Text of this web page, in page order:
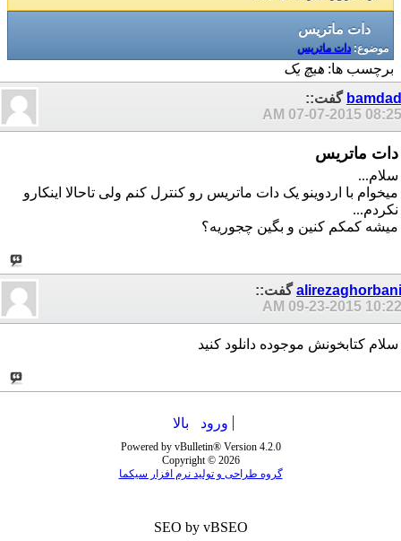
دات ماتریس
موضوع:دات ماتریس
برچسب ها: هیچ یک
bamdad گفت::
07-07-2015 08:25 AM
دات ماتریس
سلام...
میخوام با اردوینو یک دات ماتریس رو کنترل کنم ولی تاحالا اینکارو
نکردم...
میشه کمکم کنین و بگین چجوریه؟
alirezaghorbaniگفت::
09-23-2015 10:22 AM
سلام کتابخونش موجوده دانلود کنید
ورود بالا
Powered by vBulletin® Version 4.2.0
Copyright © 2026
گروه طراحی و تولید نرم افزار سیکما
SEO by vBSEO